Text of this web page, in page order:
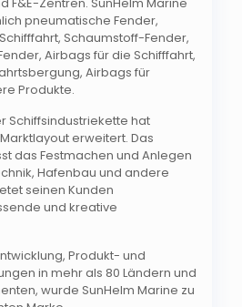
pneumatische Fender,
Schaumstoff-Fender,
Airbags für die Schifffahrt,
Airbags für
Produkte.
Schiffsindustriekette hat
erweitert. Das
das Festmachen und Anlegen
Hafenbau und andere
seinen Kunden
und kreative
Produkt- und
in mehr als 80 Ländern und
wurde SunHelm Marine zu